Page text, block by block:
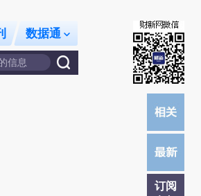
数据通
订阅